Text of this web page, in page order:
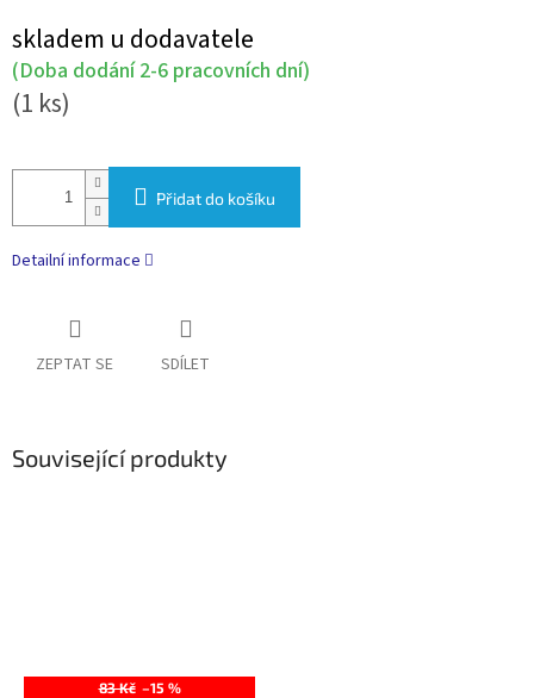
cena:
skladem u dodavatele
(Doba dodání 2-6 pracovních dní)
(1 ks)
Přidat do košíku
Detailní informace
ZEPTAT SE SDÍLET
Související produkty
83 Kč –15 %